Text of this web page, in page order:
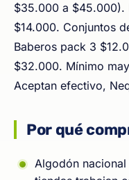
$35.000 a $45.000).
$14.000. Conjuntos
Baberos pack 3
$32.000. Mínimo
Aceptan efectivo,
Por qué
Algodón